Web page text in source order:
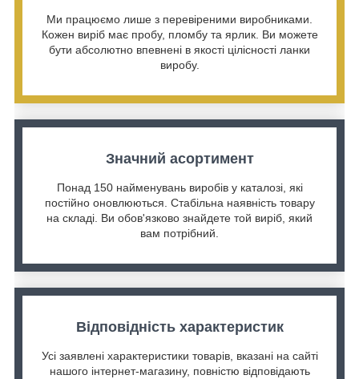
Ми працюємо лише з перевіреними виробниками.
Кожен виріб має пробу, пломбу та ярлик. Ви можете
бути абсолютно впевнені в якості цілісності ланки
виробу.
Значний асортимент
Понад 150 найменувань виробів у каталозі, які
постійно оновлюються. Стабільна наявність товару
на складі. Ви обов'язково знайдете той виріб, який
вам потрібний.
Відповідність характеристик
Усі заявлені характеристики товарів, вказані на сайті
нашого інтернет-магазину, повністю відповідають